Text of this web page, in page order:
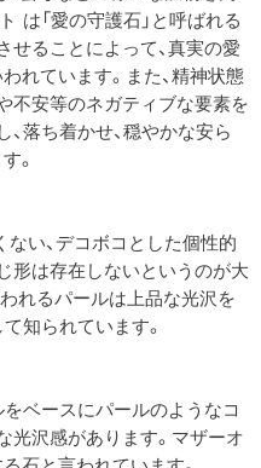
は「愛の守護石」と呼ばれる
せることによって、真実の愛
れています。また、精神状態
不安等のネガティブな要素を
落ち着かせ、穏やかな安ら
。
い、デコボコとした個性的
形は存在しないというのが大
われるパールは上品な光沢を
知られています。
をベースにパールのようなコ
光沢感があります。マザーオ